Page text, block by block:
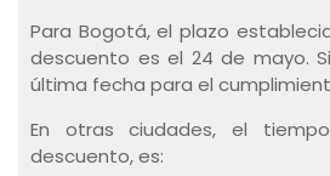
Para Bogotá, el plazo
descuento es el 24 de mayo.
última fecha para el
En otras ciudades, el
descuento, es: